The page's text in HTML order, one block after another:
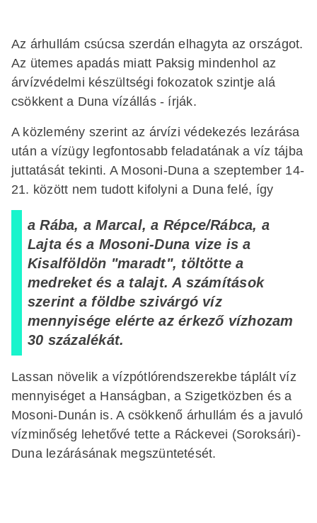
Az árhullám csúcsa szerdán elhagyta az országot.
Az ütemes apadás miatt Paksig mindenhol az
árvízvédelmi készültségi fokozatok szintje alá
csökkent a Duna vízállás - írják.
A közlemény szerint az árvízi védekezés lezárása
után a vízügy legfontosabb feladatának a víz tájba
juttatását tekinti. A Mosoni-Duna a szeptember 14-
21. között nem tudott kifolyni a Duna felé, így
a Rába, a Marcal, a Répce/Rábca, a
Lajta és a Mosoni-Duna vize is a
Kisalföldön "maradt", töltötte a
medreket és a talajt. A számítások
szerint a földbe szivárgó víz
mennyisége elérte az érkező vízhozam
30 százalékát.
Lassan növelik a vízpótlórendszerekbe táplált víz
mennyiséget a Hanságban, a Szigetközben és a
Mosoni-Dunán is. A csökkenő árhullám és a javuló
vízminőség lehetővé tette a Ráckevei (Soroksári)-
Duna lezárásának megszüntetését.